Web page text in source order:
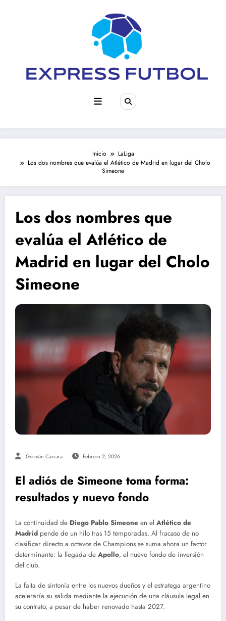
Inicio
LaLiga
Los dos nombres que evalúa el Atlético de Madrid en lugar del Cholo
Simeone
Los dos nombres que
evalúa el Atlético de
Madrid en lugar del Cholo
Simeone
Germán Carrara Febrero 2, 2026
El adiós de Simeone toma forma:
resultados y nuevo fondo
La continuidad de Diego Pablo Simeone en el Atlético de
Madrid pende de un hilo tras 15 temporadas. Al fracaso de no
clasificar directo a octavos de Champions se suma ahora un factor
determinante: la llegada de Apollo, el nuevo fondo de inversión
del club.
La falta de sintonía entre los nuevos dueños y el estratega argentino
aceleraría su salida mediante la ejecución de una cláusula legal en
su contrato, a pesar de haber renovado hasta 2027.